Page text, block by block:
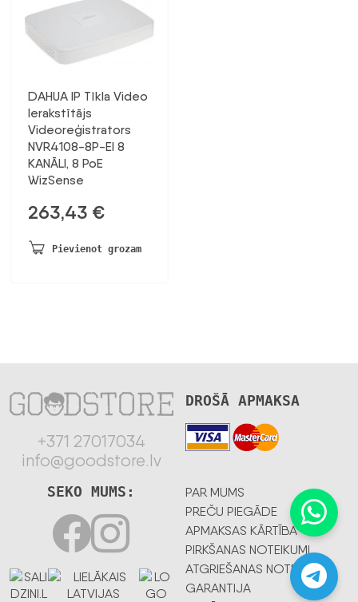
DAHUA IP Tīkla Video
Ierakstītājs
Videoreģistrators
NVR4108-8P-EI 8
KANĀLI, 8 PoE
WizSense
263,43 €
Pievienot grozam
+371 27017034
info@goodstore.lv
DROŠĀ APMAKSA
PAR MUMS
PREČU PIEGĀDE
APMAKSAS KĀRTĪBA
PIRKŠANAS NOTEIKUMI
ATGRIEŠANAS NOTEIKUMI
GARANTIJA
SEKO MUMS: